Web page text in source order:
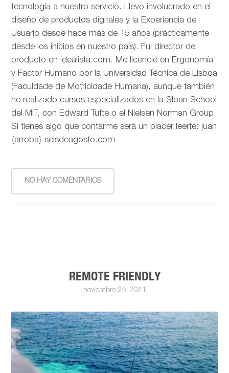
tecnología a nuestro servicio. Llevo involucrado en el
diseño de productos digitales y la Experiencia de
Usuario desde hace más de 15 años (prácticamente
desde los inicios en nuestro país). Fui director de
producto en idealista.com. Me licencié en Ergonomía
y Factor Humano por la Universidad Técnica de Lisboa
(Faculdade de Motricidade Humana), aunque también
he realizado cursos especializados en la Sloan School
del MIT, con Edward Tufte o el Nielsen Norman Group.
Si tienes algo que contarme será un placer leerte: juan
{arroba} seisdeagosto.com
NO HAY COMENTARIOS
REMOTE FRIENDLY
noviembre 25, 2021